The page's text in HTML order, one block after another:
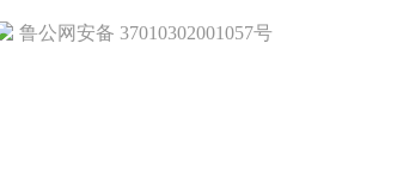
鲁公网安备 37010302001057号